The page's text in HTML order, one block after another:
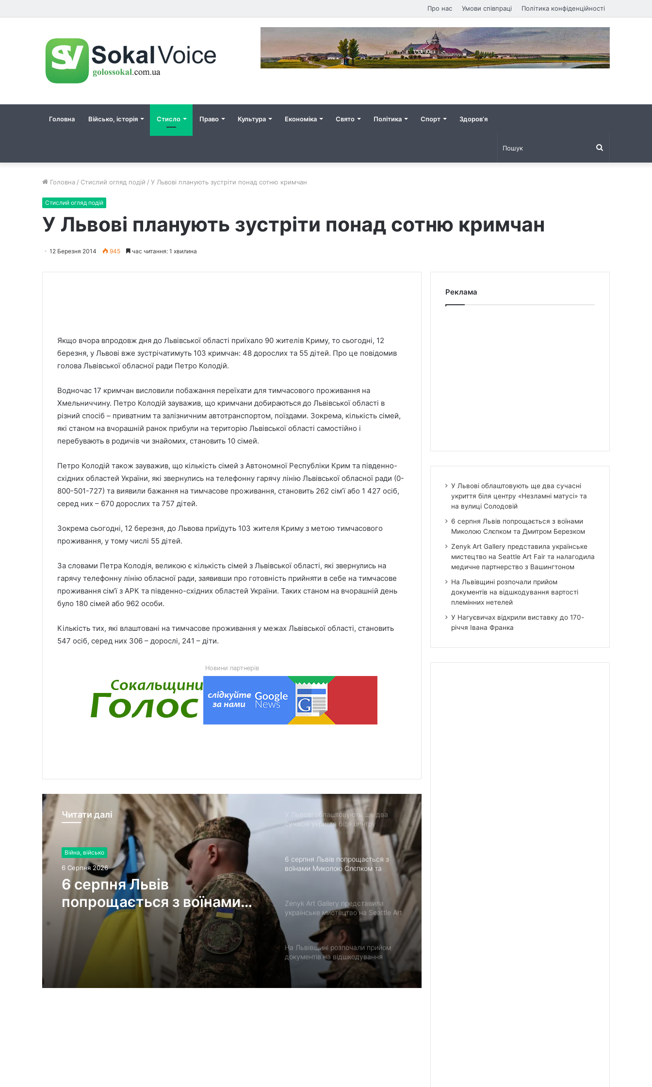
Про нас Умови співпраці Політика конфіденційності
Головна Військо, історія Стисло Право Культура Економіка Свято Політика Спорт Здоров’я
Головна / Стислий огляд подій / У Львові планують зустріти понад сотню кримчан
Стислий огляд подій
У Львові планують зустріти понад сотню кримчан
12 Березня 2014 945 час читання: 1 хвилина
Якщо вчора впродовж дня до Львівської області приїхало 90 жителів Криму, то сьогодні, 12
березня, у Львові вже зустрічатимуть 103 кримчан: 48 дорослих та 55 дітей. Про це повідомив
голова Львівської обласної ради Петро Колодій.
Водночас 17 кримчан висловили побажання переїхати для тимчасового проживання на
Хмельниччину. Петро Колодій зауважив, що кримчани добираються до Львівської області в
різний спосіб – приватним та залізничним автотранспортом, поїздами. Зокрема, кількість сімей,
які станом на вчорашній ранок прибули на територію Львівської області самостійно і
перебувають в родичів чи знайомих, становить 10 сімей.
Петро Колодій також зауважив, що кількість сімей з Автономної Республіки Крим та південно-
східних областей України, які звернулись на телефонну гарячу лінію Львівської обласної ради (0-
800-501-727) та виявили бажання на тимчасове проживання, становить 262 сім’ї або 1 427 осіб,
серед них – 670 дорослих та 757 дітей.
Зокрема сьогодні, 12 березня, до Львова приїдуть 103 жителя Криму з метою тимчасового
проживання, у тому числі 55 дітей.
За словами Петра Колодія, великою є кількість сімей з Львівської області, які звернулись на
гарячу телефонну лінію обласної ради, заявивши про готовність прийняти в себе на тимчасове
проживання сім'ї з АРК та південно-східних областей України. Таких станом на вчорашній день
було 180 сімей або 962 особи.
Кількість тих, які влаштовані на тимчасове проживання у межах Львівської області, становить
547 осіб, серед них 306 – дорослі, 241 – діти.
Новини партнерів
Читати далі
Війна, військо
6 Серпня 2026
6 серпня Львів
попрощається з воїнами
Миколою Слєпком та
Дмитром Березком
6 серпня Львів попрощається з
На Львівщині розпочали прийом
документів на відшкодування
вартості племінних нетелей
У Нагуєвичах відкрили виставку до
виплати 5 000 грн на «Пакунок
У Львові облаштовують ще два
сучасні укриття біля центру
«Незламні матусі» та на вулиці
6 серпня Львів попрощається з
воїнами Миколою Слєпком та
Дмитром Березком
Zenyk Art Gallery представила
українське мистецтво на Seattle Art
Fair та налагодила медичне
партнерство з Вашингтоном
На Львівщині розпочали прийом
документів на відшкодування
вартості племінних нетелей
Реклама
У Львові облаштовують ще два сучасні
укриття біля центру «Незламні матусі» та
на вулиці Солодовій
6 серпня Львів попрощається з воїнами
Миколою Слєпком та Дмитром Березком
Zenyk Art Gallery представила українське
мистецтво на Seattle Art Fair та налагодила
медичне партнерство з Вашингтоном
На Львівщині розпочали прийом
документів на відшкодування вартості
племінних нетелей
У Нагуєвичах відкрили виставку до 170-
річчя Івана Франка